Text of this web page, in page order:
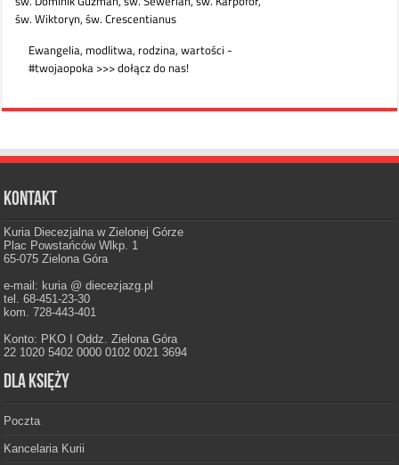
Kontakt
Kuria Diecezjalna w Zielonej Górze
Plac Powstańców Wlkp. 1
65-075 Zielona Góra
e-mail: kuria @ diecezjazg.pl
tel. 68-451-23-30
kom. 728-443-401
Konto: PKO I Oddz. Zielona Góra
22 1020 5402 0000 0102 0021 3694
Dla księży
Poczta
Kancelaria Kurii